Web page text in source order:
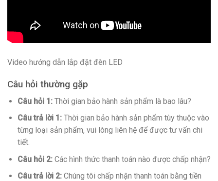
Video hướng dẫn lắp đặt đèn LED
Câu hỏi thường gặp
Câu hỏi 1:Thời gian bảo hành sản phẩm là bao lâu?
Câu trả lời 1:Thời gian bảo hành sản phẩm tùy thuộc vào
từng loại sản phẩm, vui lòng liên hệ để được tư vấn chi
tiết.
Câu hỏi 2:Các hình thức thanh toán nào được chấp nhận?
Câu trả lời 2:Chúng tôi chấp nhận thanh toán bằng tiền